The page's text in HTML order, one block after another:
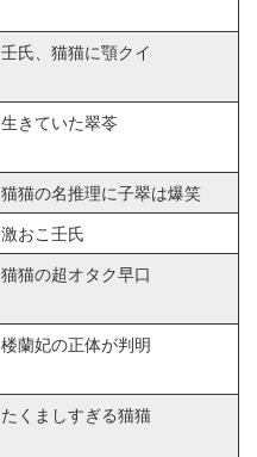
壬氏、猫猫に顎クイ
生きていた翠苓
猫猫の名推理に子翠は爆笑
激おこ壬氏
猫猫の超オタク早口
楼蘭妃の正体が判明
たくましすぎる猫猫